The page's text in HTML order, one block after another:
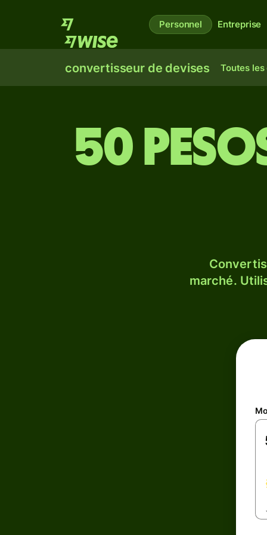
Personnel Entreprise
convertisseur de devises Toutes les
50
marché.